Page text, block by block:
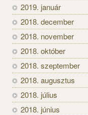
2019. január
2018. december
2018. november
2018. október
2018. szeptember
2018. augusztus
2018. július
2018. június